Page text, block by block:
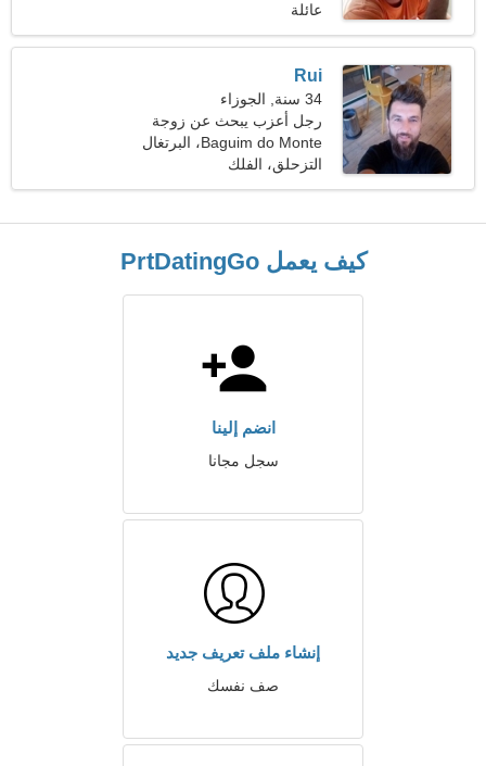
عائلة
Rui
34 سنة, الجوزاء
رجل أعزب يبحث عن زوجة
22-30
Baguim do Monte، البرتغال
التزحلق، الفلك
كيف يعمل PrtDatingGo
انضم إلينا
سجل مجانا
إنشاء ملف تعريف جديد
صف نفسك